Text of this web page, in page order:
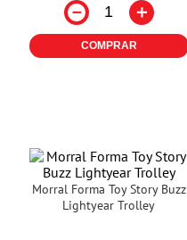
－ ＋
COMPRAR
Morral Forma Toy Story Buzz
Lightyear Trolley